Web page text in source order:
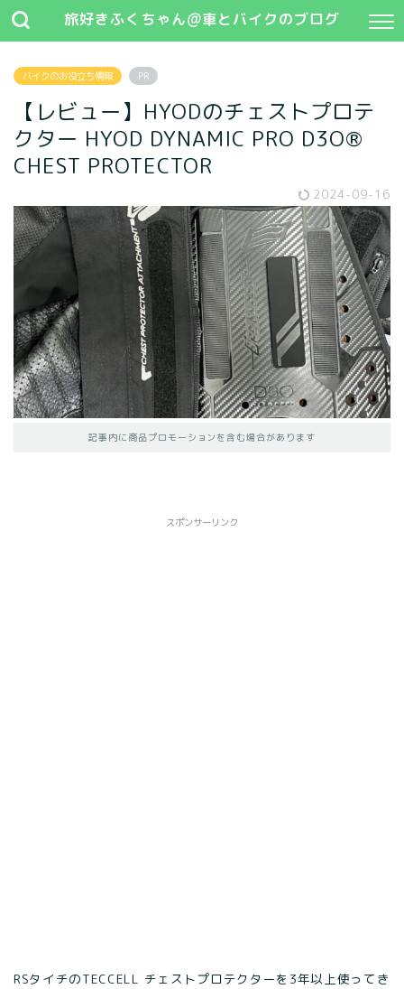
旅好きふくちゃん@車とバイクのブログ
バイクのお役立ち情報 PR
【レビュー】HYODのチェストプロテ
クター HYOD DYNAMIC PRO D3O®
CHEST PROTECTOR
2024-09-16
記事内に商品プロモーションを含む場合があります
スポンサーリンク
RSタイチのTECCELL チェストプロテクターを3年以上使ってき